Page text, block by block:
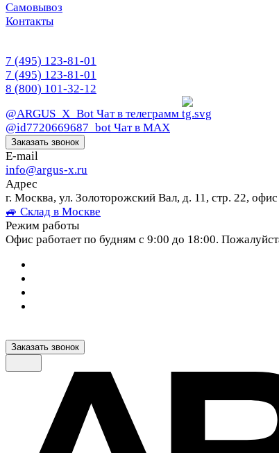
Самовывоз
Контакты
7 (495) 123-81-01
7 (495) 123-81-01
8 (800) 101-32-12
@ARGUS_X_Bot Чат в телеграмм
@id7720669687_bot Чат в МАХ
Заказать звонок
E-mail
info@argus-x.ru
Адрес
г. Москва, ул. Золоторожский Вал, д. 11, стр. 22,
🚙 Склад в Москве
Режим работы
Офис работает по будням с 9:00 до 18:00.
Заказать звонок